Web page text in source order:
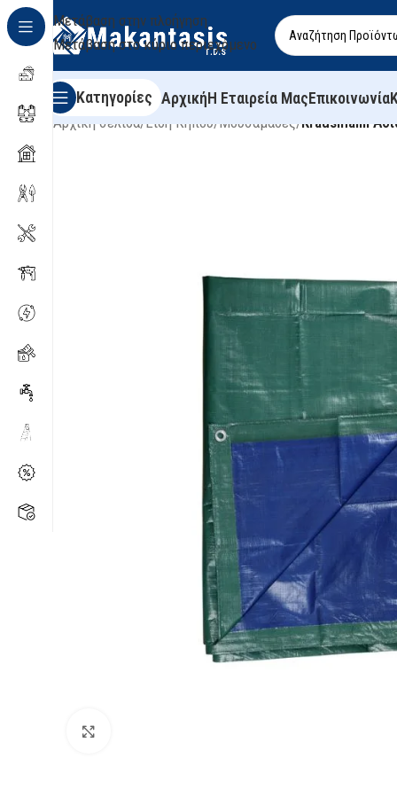
Μετάβαση στην πλοήγηση
Μετάβαση στο κύριο περιεχόμενο
Κατηγορίες ΑρχικήΗ Εταιρεία ΜαςΕπικοινωνία
Αρχική σελίδα/Είδη Κήπου/Μουσαμάδες/Krausmann